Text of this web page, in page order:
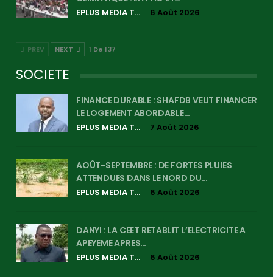
EPLUS MEDIA TV 6 Août 2026
PREV NEXT 1 De 137
SOCIETE
FINANCE DURABLE : SHAFDB VEUT FINANCER
LE LOGEMENT ABORDABLE…
EPLUS MEDIA TV 7 Août 2026
AOÛT-SEPTEMBRE : DE FORTES PLUIES
ATTENDUES DANS LE NORD DU…
EPLUS MEDIA TV 6 Août 2026
DANYI : LA CEET RETABLIT L’ELECTRICITE A
APEYEME APRES…
EPLUS MEDIA TV 6 Août 2026